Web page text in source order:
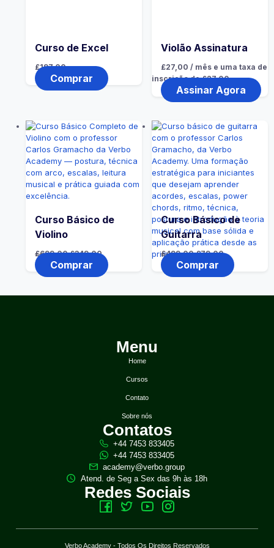
Curso de Excel
£197,00
Comprar
Violão Assinatura
£27,00 / mês e uma taxa de
inscrição de£27,00
Assinar Agora
Curso Básico de
Violino
£699,00 £349,00
Comprar
Curso Básico de
Guitarra
£499,00 £79,00
Comprar
Menu
Home
Cursos
Contato
Sobre nós
Contatos
+44 7453 833405
+44 7453 833405
academy@verbo.group
Atend. de Seg a Sex das 9h às 18h
Redes Sociais
Verbo Academy - Todos Os Direitos Reservados